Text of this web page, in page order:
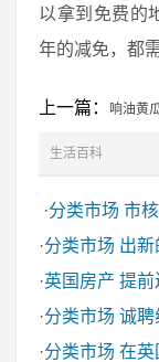
以拿到免费的
年的减免，都
上一篇： 响油黄
生活百科
·分类市场 市
·分类市场 出新
·英国房产 提前
·分类市场 诚聘
·分类市场 在英